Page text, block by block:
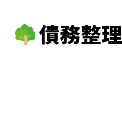
債務整理体験談